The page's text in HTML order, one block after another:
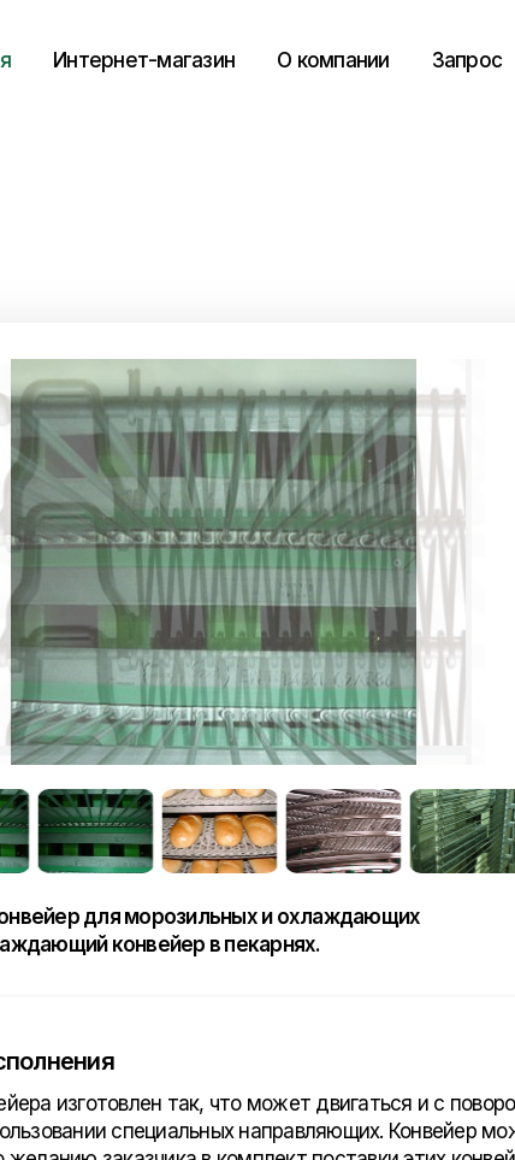
Интернет-магазин О компании Запрос
для морозильных и охлаждающих
конвейер в пекарнях.
изготовлен так, что может двигаться и с
специальных направляющих. Конвейер